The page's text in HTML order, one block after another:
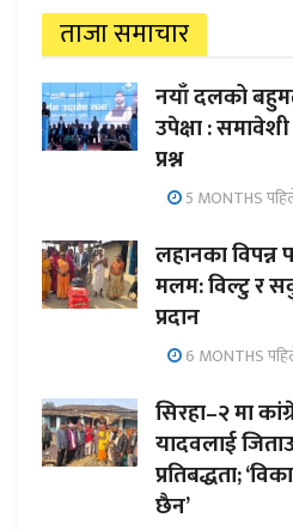
ताजा समाचार
नयाँ दलको
उपेक्षा :
प्रश्न
5 MONTHS
लहानका विपन्न
मलम: विल्टु र
प्रदान
6 MONTHS
सिरहा–२ मा
यादवलाई
प्रतिबद्धता;
छैन’